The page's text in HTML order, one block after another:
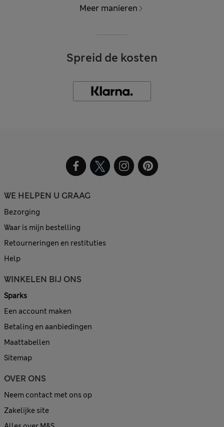
Meer manieren
Spreid de kosten
WE HELPEN U GRAAG
Bezorging
Waar is mijn bestelling
Retourneringen en restituties
Help
WINKELEN BIJ ONS
Sparks
Een account maken
Betaling en aanbiedingen
Maattabellen
Sitemap
OVER ONS
Neem contact met ons op
Zakelijke site